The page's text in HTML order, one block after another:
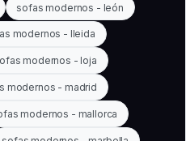
sofas modernos - león
modernos - lleida
modernos - loja
modernos - madrid
modernos - mallorca